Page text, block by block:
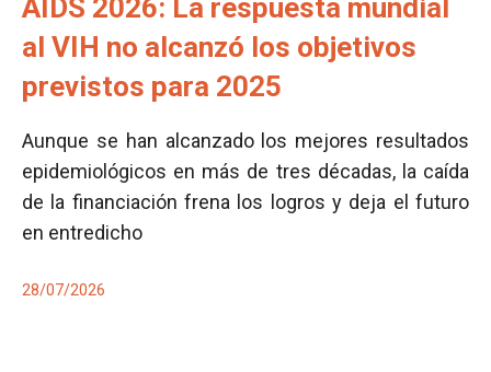
AIDS 2026: La respuesta mundial
al VIH no alcanzó los objetivos
previstos para 2025
Aunque se han alcanzado los mejores resultados
epidemiológicos en más de tres décadas, la caída
de la financiación frena los logros y deja el futuro
en entredicho
28/07/2026